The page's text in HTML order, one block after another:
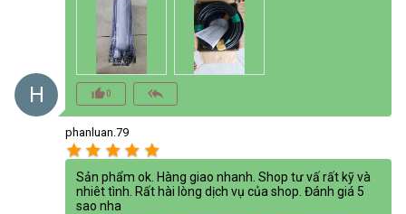
H thumb_up_alt0 reply_all
phanluan.79
star star star star star
Sản phẩm ok. Hàng giao nhanh. Shop tư vấ rất kỹ và
nhiêt tình. Rất hài lòng dịch vụ của shop. Đánh giá 5
sao nha